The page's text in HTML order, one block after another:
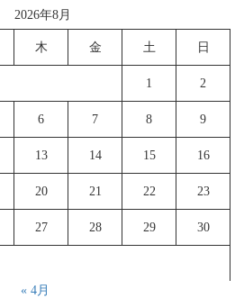
2026年8月
木 金 土 日
1 2
6 7 8 9
13 14 15 16
20 21 22 23
27 28 29 30
« 4月